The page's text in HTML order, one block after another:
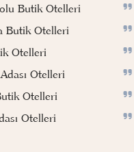
Butik Otelleri
Butik Otelleri
Otelleri
Otelleri
Otelleri
Otelleri